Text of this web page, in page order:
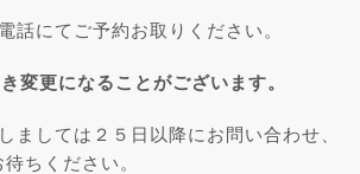
話にてご予約お取りください。
変更になることがございます。
ましては２５日以降にお問い合わせ、
ちください。